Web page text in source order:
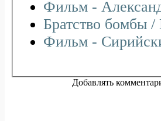
Фильм -
Братство бомбы
Фильм -
Добавлять